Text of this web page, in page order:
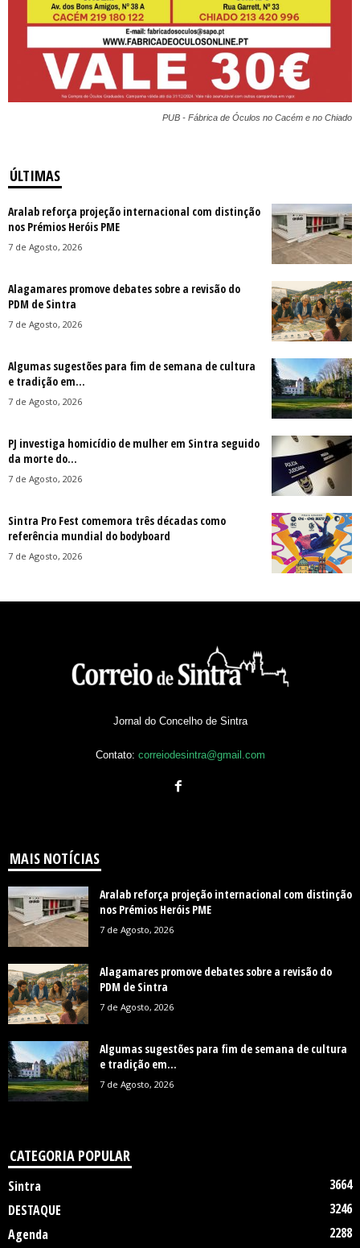
PUB - Fábrica de Óculos no Cacém e no Chiado
ÚLTIMAS
Aralab reforça projeção internacional com distinção
nos Prémios Heróis PME
7 de Agosto, 2026
Alagamares promove debates sobre a revisão do
PDM de Sintra
7 de Agosto, 2026
Algumas sugestões para fim de semana de cultura
e tradição em...
7 de Agosto, 2026
PJ investiga homicídio de mulher em Sintra seguido
da morte do...
7 de Agosto, 2026
Sintra Pro Fest comemora três décadas como
referência mundial do bodyboard
7 de Agosto, 2026
Jornal do Concelho de Sintra
Contato: correiodesintra@gmail.com
MAIS NOTÍCIAS
Aralab reforça projeção internacional com distinção
nos Prémios Heróis PME
7 de Agosto, 2026
Alagamares promove debates sobre a revisão do
PDM de Sintra
7 de Agosto, 2026
Algumas sugestões para fim de semana de cultura
e tradição em...
7 de Agosto, 2026
CATEGORIA POPULAR
Sintra
3664
DESTAQUE
3246
Agenda
2288